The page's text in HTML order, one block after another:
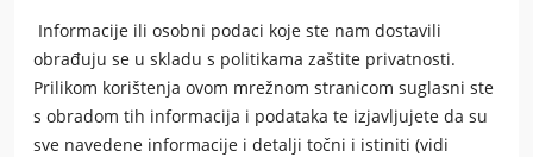
Informacije ili osobni podaci koje ste nam dostavili
obrađuju se u skladu s politikama zaštite privatnosti.
Prilikom korištenja ovom mrežnom stranicom suglasni ste
s obradom tih informacija i podataka te izjavljujete da su
sve navedene informacije i detalji točni i istiniti (vidi